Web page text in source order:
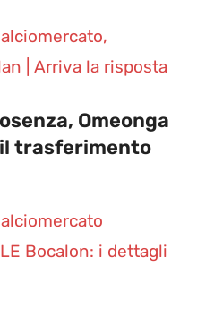
| Arriva la risposta
Omeonga
trasferimento
Bocalon: i dettagli